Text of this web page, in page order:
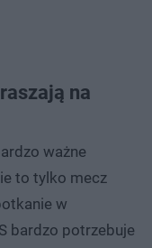
na
ważne
to tylko mecz
w
bardzo potrzebuje